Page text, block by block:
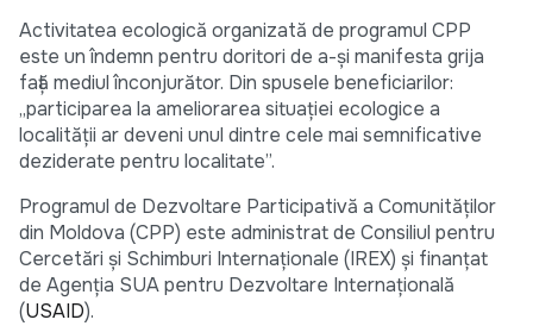
Activitatea ecologică organizată de programul CPP
este un îndemn pentru doritori de a-şi manifesta grija
faţă mediul înconjurător. Din spusele beneficiarilor:
„participarea la ameliorarea situaţiei ecologice a
localităţii ar deveni unul dintre cele mai semnificative
deziderate pentru localitate”.
Programul de Dezvoltare Participativă a Comunităţilor
din Moldova (CPP) este administrat de Consiliul pentru
Cercetări şi Schimburi Internaţionale (IREX) şi finanţat
de Agenţia SUA pentru Dezvoltare Internaţională
(USAID).